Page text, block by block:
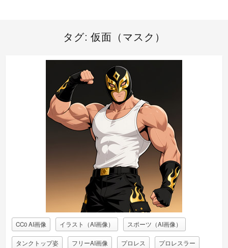
タグ: 仮面（マスク）
CC0 AI画像 イラスト（AI画像） スポーツ（AI画像）
タンクトップ姿 フリーAI画像 プロレス プロレスラー